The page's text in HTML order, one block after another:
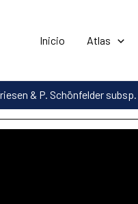
Inicio Atlas
& P. Schönfelder subsp.